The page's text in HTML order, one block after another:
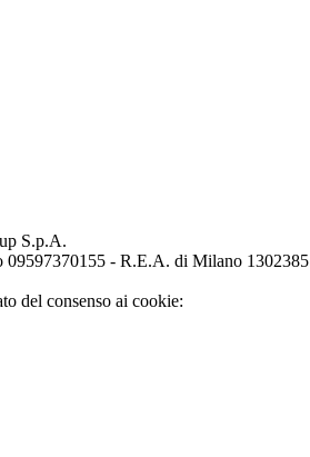
S.p.A.
09597370155 - R.E.A. di Milano 1302385
del consenso ai cookie: